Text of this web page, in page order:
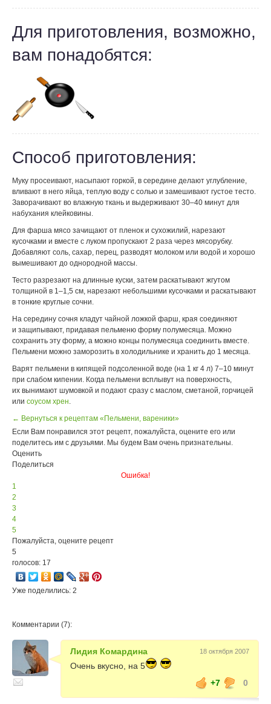
Для приготовления, возможно,
вам понадобятся:
Способ приготовления:
Муку просеивают, насыпают горкой, в середине делают углубление,
вливают в него яйца, теплую воду с солью и замешивают густое тесто.
Заворачивают во влажную ткань и выдерживают 30–40 минут для
набухания клейковины.
Для фарша мясо зачищают от пленок и сухожилий, нарезают
кусочками и вместе с луком пропускают 2 раза через мясорубку.
Добавляют соль, сахар, перец, разводят молоком или водой и хорошо
вымешивают до однородной массы.
Тесто разрезают на длинные куски, затем раскатывают жгутом
толщиной в 1–1,5 см, нарезают небольшими кусочками и раскатывают
в тонкие круглые сочни.
На середину сочня кладут чайной ложкой фарш, края соединяют
и защипывают, придавая пельменю форму полумесяца. Можно
сохранить эту форму, а можно концы полумесяца соединить вместе.
Пельмени можно заморозить в холодильнике и хранить до 1 месяца.
Варят пельмени в кипящей подсоленной воде (на 1 кг 4 л) 7–10 минут
при слабом кипении. Когда пельмени всплывут на поверхность,
их вынимают шумовкой и подают сразу с маслом, сметаной, горчицей
или соусом хрен.
← Вернуться к рецептам «Пельмени, вареники»
Если Вам понравился этот рецепт, пожалуйста, оцените его или
поделитесь им с друзьями. Мы будем Вам очень признательны.
Оценить
Поделиться
Ошибка!
1
2
3
4
5
Пожалуйста, оцените рецепт
5
голосов: 17
Уже поделились: 2
Комментарии (7):
Лидия Комардина 18 октября 2007
Очень вкусно, на 5
+7
0